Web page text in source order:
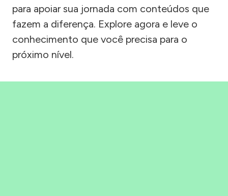
para apoiar sua jornada com conteúdos que
fazem a diferença. Explore agora e leve o
conhecimento que você precisa para o
próximo nível.